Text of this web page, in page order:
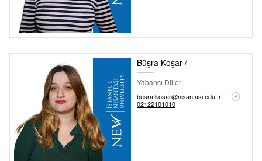
Büşra Koşar /
Yabancı Diller
busra.kosar@nisantasi.edu.tr
02122101010